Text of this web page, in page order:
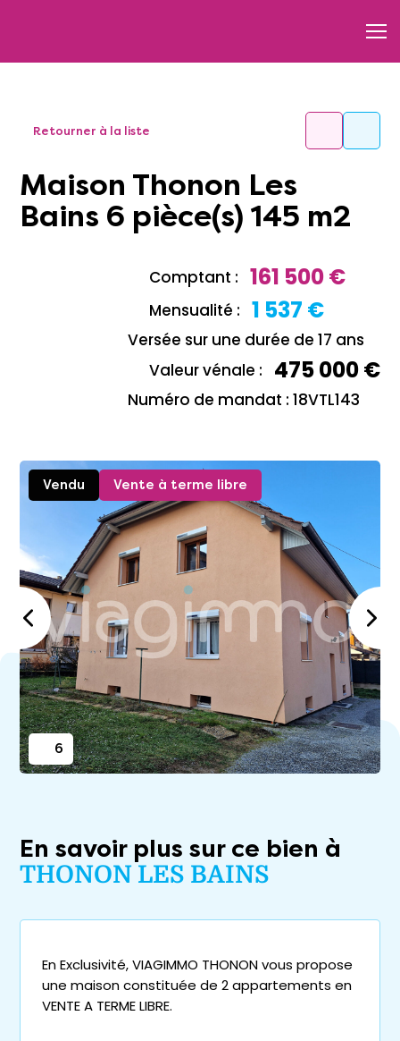
Retourner à la liste
Maison Thonon Les
Bains 6 pièce(s) 145 m2
Comptant : 161 500 €
Mensualité : 1 537 €
Versée sur une durée de 17 ans
Valeur vénale :
475 000 €
Numéro de mandat : 18VTL143
Vendu Vente à terme libre
6
En savoir plus sur ce bien à
THONON LES BAINS
En Exclusivité, VIAGIMMO THONON vous propose
une maison constituée de 2 appartements en
VENTE A TERME LIBRE.